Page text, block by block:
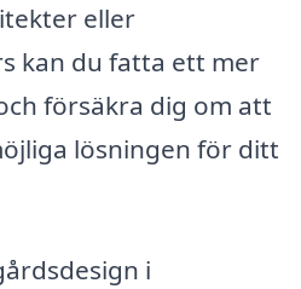
eller
kan du fatta ett mer
försäkra dig om att
lösningen för ditt
i